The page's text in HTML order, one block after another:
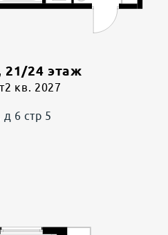
21/24 этаж
2 кв. 2027
6 стр 5